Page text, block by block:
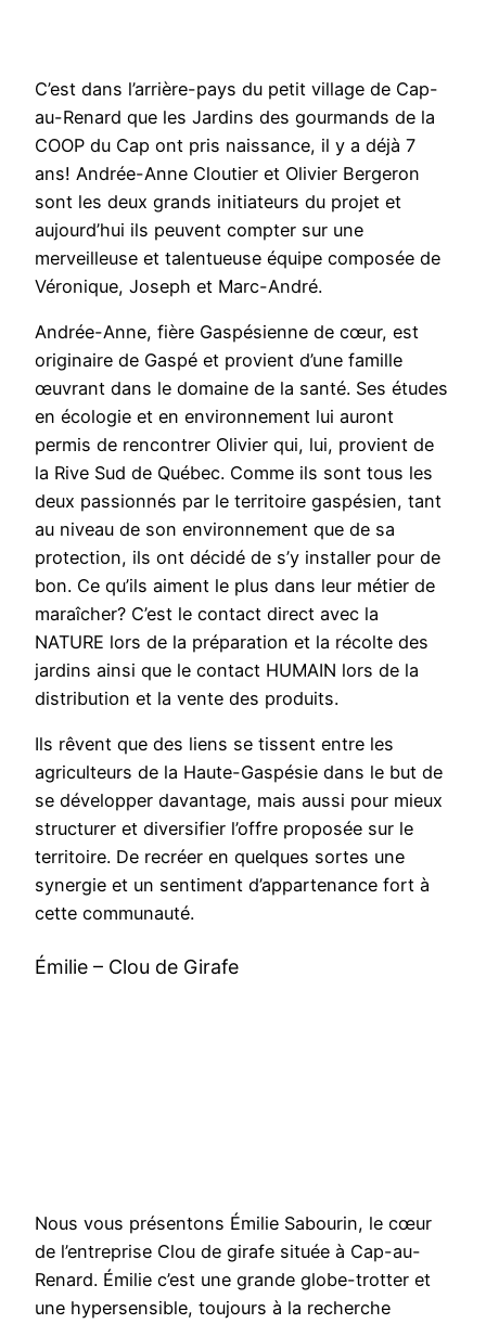
C’est dans l’arrière-pays du petit village de Cap-
au-Renard que les Jardins des gourmands de la
COOP du Cap ont pris naissance, il y a déjà 7
ans! Andrée-Anne Cloutier et Olivier Bergeron
sont les deux grands initiateurs du projet et
aujourd’hui ils peuvent compter sur une
merveilleuse et talentueuse équipe composée de
Véronique, Joseph et Marc-André.
Andrée-Anne, fière Gaspésienne de cœur, est
originaire de Gaspé et provient d’une famille
œuvrant dans le domaine de la santé. Ses études
en écologie et en environnement lui auront
permis de rencontrer Olivier qui, lui, provient de
la Rive Sud de Québec. Comme ils sont tous les
deux passionnés par le territoire gaspésien, tant
au niveau de son environnement que de sa
protection, ils ont décidé de s’y installer pour de
bon. Ce qu’ils aiment le plus dans leur métier de
maraîcher? C’est le contact direct avec la
NATURE lors de la préparation et la récolte des
jardins ainsi que le contact HUMAIN lors de la
distribution et la vente des produits.
Ils rêvent que des liens se tissent entre les
agriculteurs de la Haute-Gaspésie dans le but de
se développer davantage, mais aussi pour mieux
structurer et diversifier l’offre proposée sur le
territoire. De recréer en quelques sortes une
synergie et un sentiment d’appartenance fort à
cette communauté.
Émilie – Clou de Girafe
Nous vous présentons Émilie Sabourin, le cœur
de l’entreprise Clou de girafe située à Cap-au-
Renard. Émilie c’est une grande globe-trotter et
une hypersensible, toujours à la recherche